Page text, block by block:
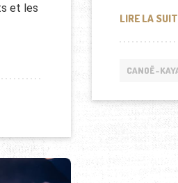
et les
DE PAGAYAGE EN KAYAK : GUIDE
LIRE LA
CANOË-